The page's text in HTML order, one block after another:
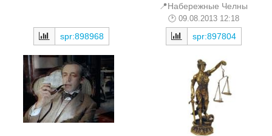
spr:898968
📍Набережные Челны
09.08.2013 12:18
spr:897804